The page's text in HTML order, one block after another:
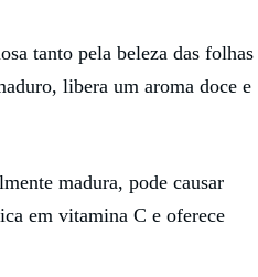
tanto pela beleza das folhas
libera um aroma doce e
madura, pode causar
em vitamina C e oferece